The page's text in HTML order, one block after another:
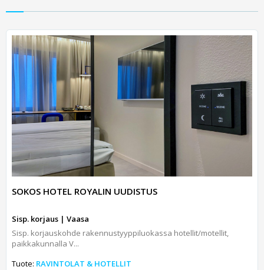
SOKOS HOTEL ROYALIN UUDISTUS
Sisp. korjaus | Vaasa
Sisp. korjauskohde rakennustyyppiluokassa hotellit/motellit,
paikkakunnalla V...
Tuote: RAVINTOLAT & HOTELLIT